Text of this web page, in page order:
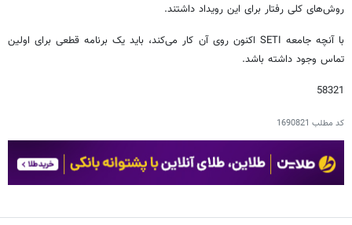
روش‌های کلی رفتار برای این رویداد داشتند.
با آنچه جامعه SETI اکنون روی آن کار می‌کند، باید یک برنامه قطعی برای اولین
تماس وجود داشته باشد.
58321
کد مطلب 1690821